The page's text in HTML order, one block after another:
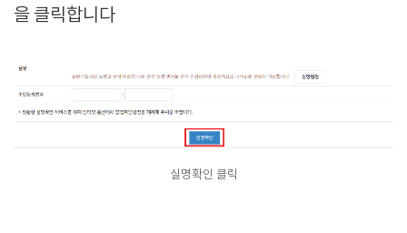
을 클릭합니다
실명확인 클릭